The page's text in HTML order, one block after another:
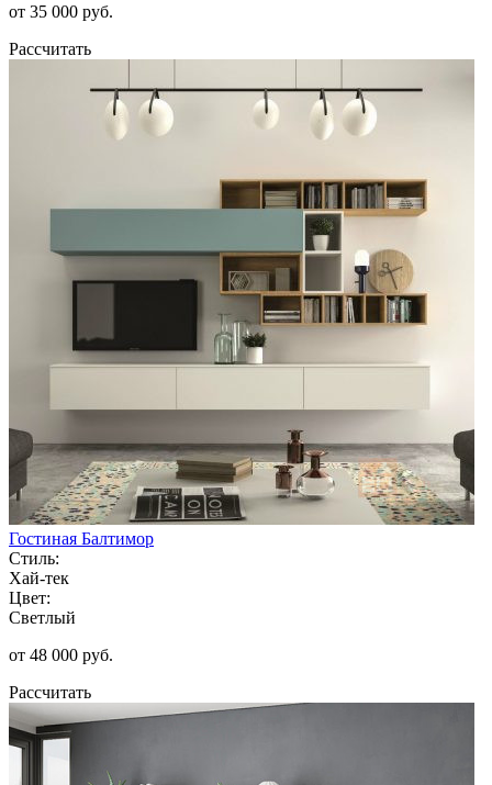
от 35 000 руб.
Рассчитать
Гостиная Балтимор
Стиль:
Хай-тек
Цвет:
Светлый
от 48 000 руб.
Рассчитать